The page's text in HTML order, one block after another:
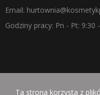
Email:
Godziny pracy: Pn - Pt: 9:30
Copyright © KosmetykPro.
Ta strona korzysta z